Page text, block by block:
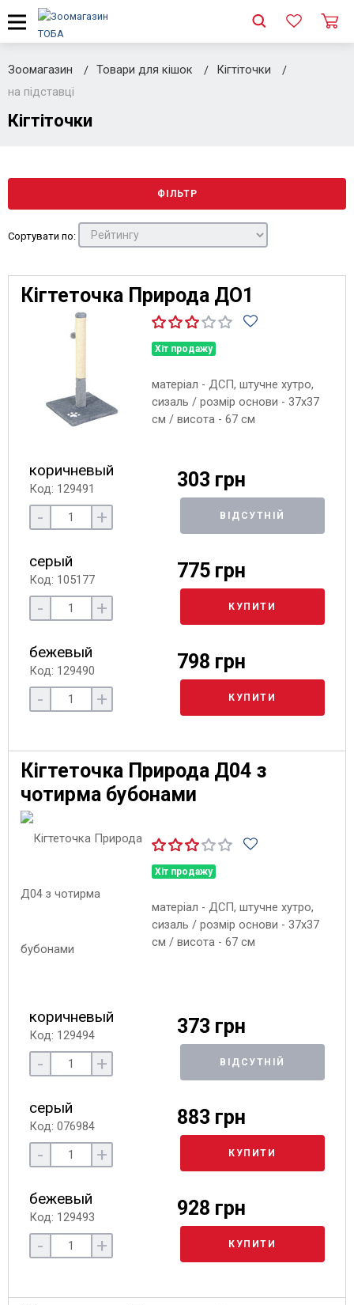
Зоомагазин Товари для кішок
Кігтіточки
на підставці
Кігтіточки
ФІЛЬТР
Сортувати по:
Кігтеточка Природа ДО1
Хіт продажу
матеріал - ДСП, штучне хутро,
сизаль / розмір основи - 37х37
см / висота - 67 см
коричневый
Код: 129491 303 грн
- + ВІДСУТНІЙ
серый
Код: 105177 775 грн
- + КУПИТИ
бежевый
Код: 129490 798 грн
- + КУПИТИ
Кігтеточка Природа Д04 з
чотирма бубонами
Хіт продажу
матеріал - ДСП, штучне хутро,
сизаль / розмір основи - 37х37
см / висота - 67 см
коричневый
Код: 129494 373 грн
- + ВІДСУТНІЙ
серый
Код: 076984 883 грн
- + КУПИТИ
бежевый
Код: 129493 928 грн
- + КУПИТИ